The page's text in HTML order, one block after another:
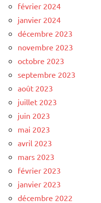
février 2024
janvier 2024
décembre 2023
novembre 2023
octobre 2023
septembre 2023
août 2023
juillet 2023
juin 2023
mai 2023
avril 2023
mars 2023
février 2023
janvier 2023
décembre 2022